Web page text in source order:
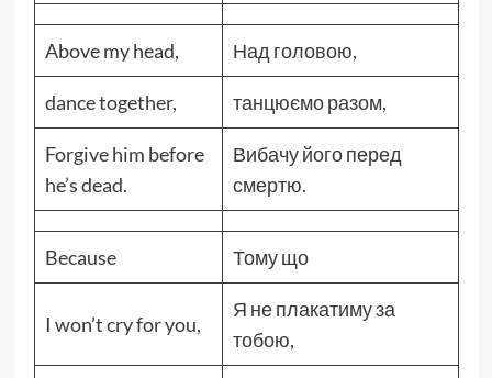
Above my head, Над головою,
dance together, танцюємо разом,
Forgive him before
he’s dead.
Вибачу його перед
смертю.
Because Тому що
I won’t cry for you,
Я не плакатиму за
тобою,